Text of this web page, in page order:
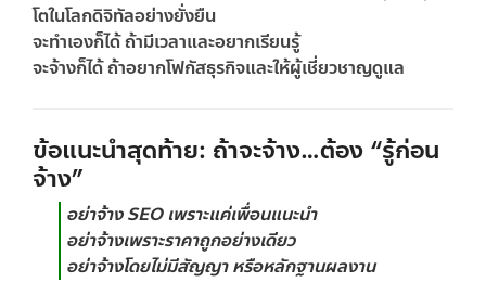
โตในโลกดิจิทัลอย่างยั่งยืน
จะทำเองก็ได้ ถ้ามีเวลาและอยากเรียนรู้
จะจ้างก็ได้ ถ้าอยากโฟกัสธุรกิจและให้ผู้เชี่ยวชาญดูแล
ข้อแนะนำสุดท้าย: ถ้าจะจ้าง…ต้อง “รู้ก่อน
จ้าง”
อย่าจ้าง SEO เพราะแค่เพื่อนแนะนำ
อย่าจ้างเพราะราคาถูกอย่างเดียว
อย่าจ้างโดยไม่มีสัญญา หรือหลักฐานผลงาน